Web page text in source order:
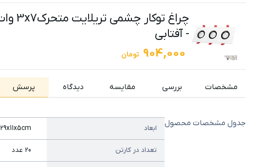
چراغ توکار چشمی تریلایت متحرک3x7 وات SMD رینگ مشکی پارس شعاع توس
-آفتابی
904,000 تومان
مشخصات بررسی مقایسه دیدگاه پرسش
جدول مشخصات محصول
ابعاد 29x11x5cm
تعداد در کارتن 20 عدد